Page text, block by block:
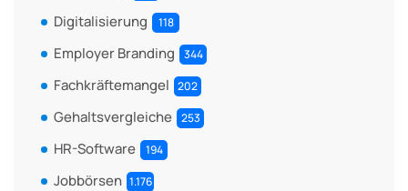
Digitalisierung 118
Employer Branding 344
Fachkräftemangel 202
Gehaltsvergleiche 253
HR-Software 194
Jobbörsen 1.176